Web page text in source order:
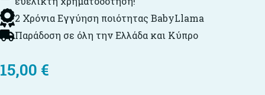
2 Χρόνια Εγγύηση ποιότητας BabyLlama
Παράδοση σε όλη την Ελλάδα και Κύπρο
15,00 €